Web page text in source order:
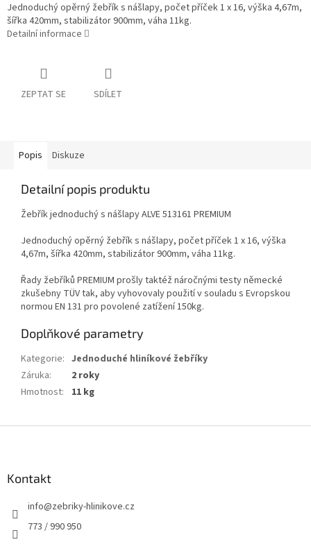
Jednoduchý opěrný žebřík s nášlapy, počet příček 1 x 16, výška 4,67m,
šířka 420mm, stabilizátor 900mm, váha 11kg.
Detailní informace
ZEPTAT SE SDÍLET
Popis Diskuze
Detailní popis produktu
Žebřík jednoduchý s nášlapy ALVE 513161 PREMIUM
Jednoduchý opěrný žebřík s nášlapy, počet příček 1 x 16, výška
4,67m, šířka 420mm, stabilizátor 900mm, váha 11kg.
Řady žebříků PREMIUM prošly taktéž náročnými testy německé
zkušebny TÜV tak, aby vyhovovaly použití v souladu s Evropskou
normou EN 131 pro povolené zatížení 150kg.
Doplňkové parametry
Kategorie: Jednoduché hliníkové žebříky
Záruka:
2 roky
Hmotnost: 11 kg
Kontakt
info@zebriky-hlinikove.cz
773 / 990 950